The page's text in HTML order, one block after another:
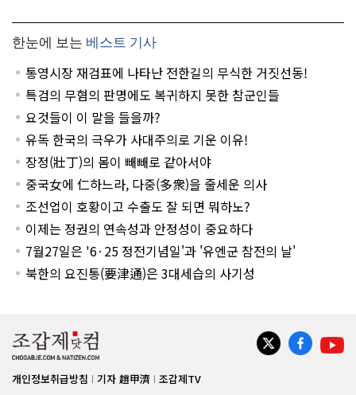
한눈에 보는 베스트 기사
통영시장 재검표에 나타난 전한길의 무식한 거짓선동!
특검의 무혐의 판명에도 복귀하지 못한 참군인들
요것들이 이 말을 들을까?
유독 한국의 극우가 사대주의로 기운 이유!
장정(壯丁)의 몸이 빼빼로 같아서야
중국女에 仁하느라, 다중(多衆)을 줄세운 의사
조선업이 호황이고 수출도 잘 되면 뭐하노?
이제는 정권의 연속성과 안정성이 중요하다
7월27일은 '6·25 정전기념일'과 '유엔군 참전의 날'
북한의 요진통(要津通)은 3대세습의 사기성
개인정보취급방침 기자 趙甲濟 조갑제TV